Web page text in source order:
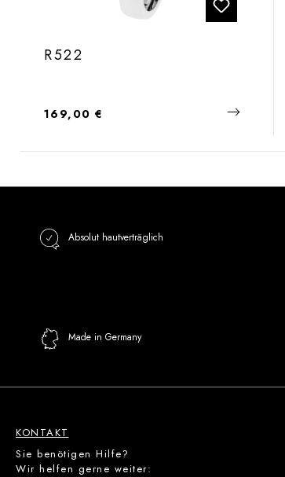
R522
Regulärer Preis:
169,00 €
Absolut hautverträglich
Made in Germany
KONTAKT
Sie benötigen Hilfe?
Wir helfen gerne weiter: